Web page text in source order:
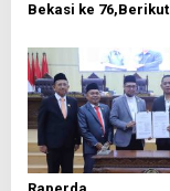
Bekasi ke 76,Berikut